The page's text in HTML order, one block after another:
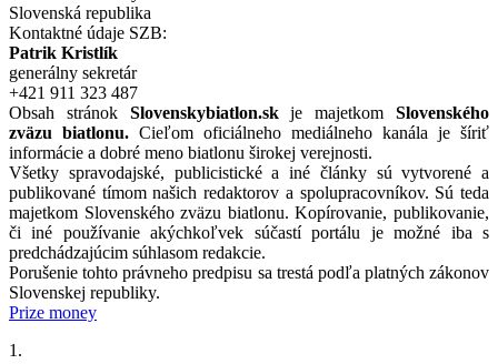
Slovenská republika
Kontaktné údaje SZB:
Patrik Kristlík
generálny sekretár
+421 911 323 487
Obsah stránok Slovenskybiatlon.skje majetkom Slovenského
zväzu biatlonu. Cieľom oficiálneho mediálneho kanála je šíriť
informácie a dobré meno biatlonu širokej verejnosti.
Všetky spravodajské, publicistické a iné články sú vytvorené a
publikované tímom našich redaktorov a spolupracovníkov. Sú teda
majetkom Slovenského zväzu biatlonu. Kopírovanie, publikovanie,
či iné používanie akýchkoľvek súčastí portálu je možné iba s
predchádzajúcim súhlasom redakcie.
Porušenie tohto právneho predpisu sa trestá podľa platných zákonov
Slovenskej republiky.
Prize money
1.